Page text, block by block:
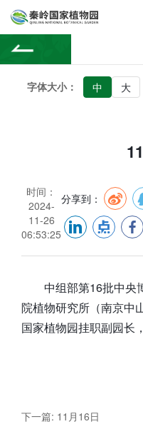
字体大小： 中 大
时间：
2024-
11-26
06:53:25
分享到：
中组部第16批中央
院植物研究所（南京中
国家植物园挂职副园长
下一篇: 11月16日